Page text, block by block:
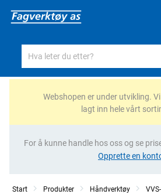
Webshopen er under utvikling.
lagt inn hele vårt
For å kunne handle hos oss og se
Opprette en
Start Produkter Håndverktøy